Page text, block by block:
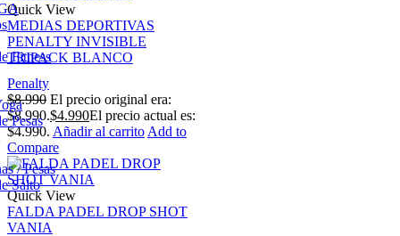
Fitness
Pesas
/ Pesas
Salto
Quick View
MEDIAS DEPORTIVAS
PENALTY INVISIBLE
TRIPACK BLANCO
Penalty
$8.990 El precio original era:
$8.990.$4.990El precio actual es:
$4.990. Añadir al carrito Add to
Compare
Quick View
FALDA PADEL DROP SHOT
VANIA